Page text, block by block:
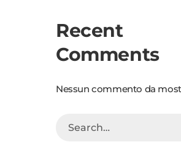
Recent
Comments
Nessun commento da